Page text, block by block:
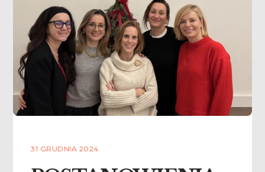
31 GRUDNIA 2024